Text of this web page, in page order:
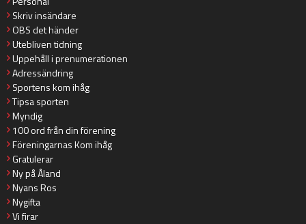
Skriv insändare
OBS det händer
Utebliven tidning
Uppehåll i prenumerationen
Adressändring
Sportens kom ihåg
Tipsa sporten
Myndig
100 ord från din förening
Föreningarnas Kom ihåg
Gratulerar
Ny på Åland
Nyans Ros
Nygifta
Vi firar